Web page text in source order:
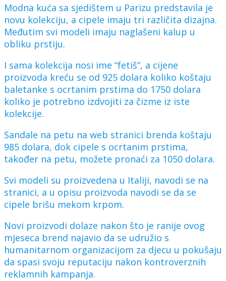
Modna kuća sa sjedištem u Parizu predstavila je
novu kolekciju, a cipele imaju tri različita dizajna.
Međutim svi modeli imaju naglašeni kalup u
obliku prstiju.
I sama kolekcija nosi ime “fetiš”, a cijene
proizvoda kreću se od 925 dolara koliko koštaju
baletanke s ocrtanim prstima do 1750 dolara
koliko je potrebno izdvojiti za čizme iz iste
kolekcije.
Sandale na petu na web stranici brenda koštaju
985 dolara, dok cipele s ocrtanim prstima,
također na petu, možete pronaći za 1050 dolara.
Svi modeli su proizvedena u Italiji, navodi se na
stranici, a u opisu proizvoda navodi se da se
cipele brišu mekom krpom.
Novi proizvodi dolaze nakon što je ranije ovog
mjeseca brend najavio da se udružio s
humanitarnom organizacijom za djecu u pokušaju
da spasi svoju reputaciju nakon kontroverznih
reklamnih kampanja.